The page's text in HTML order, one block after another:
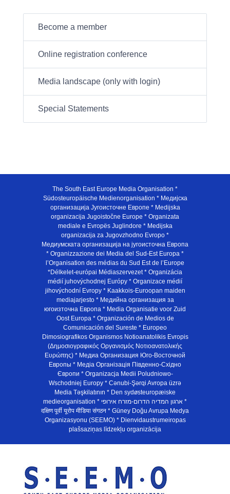
Become a member
Online registration conference
Media landscape (only with login)
Special Statements
The South East Europe Media Organisation *
Südosteuropäische Medienorganisation * Медијска
организација Југоисточне Европе * Medijska
organizacija Jugoistočne Europe * Organizata
mediale e Evropës Juglindore * Medijska
organizacija za Jugovzhodno Evropo *
Медиумската организација на југоисточна Европа
* Organizzazione dei Media del Sud-Est Europa *
l’Organisation des médias du Sud Est de l’Europe
*Délkelet-európai Médiaszervezet * Organizácia
médií juhovýchodnej Európy * Organizace médií
jihovýchodní Evropy * Kaakkois-Euroopan maiden
mediajarjesto * Медийна организация за
югоизточна Европа * Media Organisatie voor Zuid
Oost Europa * Organización de Medios de
Comunicación del Sureste * Europeo
Dimosiografikos Organismos Notioanatolikis Evropis
(Δημοσιογραφικός Οργανισμός Νοτιοανατολικής
Ευρώπης) * Медиа Организация Юго-Восточной
Европы * Медiа Органiзацiя Пiвденно-Схiдно
Європи * Organizacja Medii Poludniowo-
Wschodniej Europy * Cənubi-Şərqi Avropa üzrə
Media Təşkilatının * Den sydøsteuropæiske
medieorganisation * ארגון המדיה הדרום-מזרח אירופי *
दक्षिण पूर्वी यूरोप मीडिया संगठन * Güney Doğu Avrupa Medya
Organizasyonu (SEEMO) * Dienvidaustrumeiropas
plašsaziņas līdzekļu organizācija